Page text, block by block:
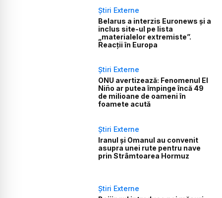
Știri Externe
Belarus a interzis Euronews și a
inclus site-ul pe lista
„materialelor extremiste”.
Reacții în Europa
Știri Externe
ONU avertizează: Fenomenul El
Niño ar putea împinge încă 49
de milioane de oameni în
foamete acută
Știri Externe
Iranul și Omanul au convenit
asupra unei rute pentru nave
prin Strâmtoarea Hormuz
Știri Externe